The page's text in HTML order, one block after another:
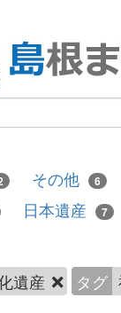
その他 6
日本遺産 7
遺産 タグ